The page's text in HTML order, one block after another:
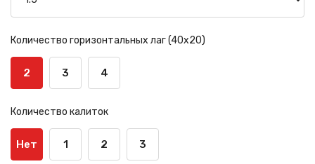
Количество горизонтальных лаг (40х20)
2 3 4
Количество калиток
Нет 1 2 3